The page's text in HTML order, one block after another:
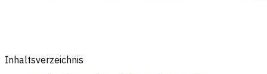
Inhaltsverzeichnis